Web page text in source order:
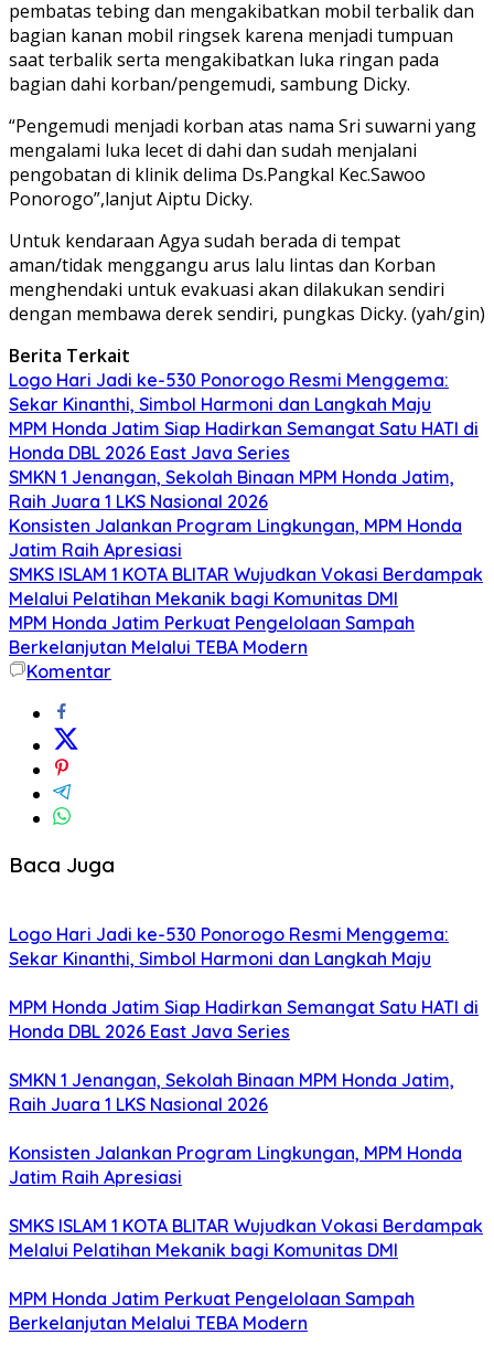
pembatas tebing dan mengakibatkan mobil terbalik dan
bagian kanan mobil ringsek karena menjadi tumpuan
saat terbalik serta mengakibatkan luka ringan pada
bagian dahi korban/pengemudi, sambung Dicky.
“Pengemudi menjadi korban atas nama Sri suwarni yang
mengalami luka lecet di dahi dan sudah menjalani
pengobatan di klinik delima Ds.Pangkal Kec.Sawoo
Ponorogo”,lanjut Aiptu Dicky.
Untuk kendaraan Agya sudah berada di tempat
aman/tidak menggangu arus lalu lintas dan Korban
menghendaki untuk evakuasi akan dilakukan sendiri
dengan membawa derek sendiri, pungkas Dicky. (yah/gin)
Berita Terkait
Logo Hari Jadi ke-530 Ponorogo Resmi Menggema:
Sekar Kinanthi, Simbol Harmoni dan Langkah Maju
MPM Honda Jatim Siap Hadirkan Semangat Satu HATI di
Honda DBL 2026 East Java Series
SMKN 1 Jenangan, Sekolah Binaan MPM Honda Jatim,
Raih Juara 1 LKS Nasional 2026
Konsisten Jalankan Program Lingkungan, MPM Honda
Jatim Raih Apresiasi
SMKS ISLAM 1 KOTA BLITAR Wujudkan Vokasi Berdampak
Melalui Pelatihan Mekanik bagi Komunitas DMI
MPM Honda Jatim Perkuat Pengelolaan Sampah
Berkelanjutan Melalui TEBA Modern
Komentar
Baca Juga
Logo Hari Jadi ke-530 Ponorogo Resmi Menggema:
Sekar Kinanthi, Simbol Harmoni dan Langkah Maju
MPM Honda Jatim Siap Hadirkan Semangat Satu HATI di
Honda DBL 2026 East Java Series
SMKN 1 Jenangan, Sekolah Binaan MPM Honda Jatim,
Raih Juara 1 LKS Nasional 2026
Konsisten Jalankan Program Lingkungan, MPM Honda
Jatim Raih Apresiasi
SMKS ISLAM 1 KOTA BLITAR Wujudkan Vokasi Berdampak
Melalui Pelatihan Mekanik bagi Komunitas DMI
MPM Honda Jatim Perkuat Pengelolaan Sampah
Berkelanjutan Melalui TEBA Modern